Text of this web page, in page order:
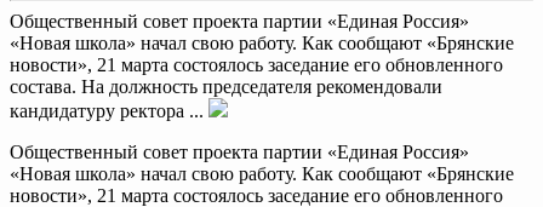
Общественный совет проекта партии «Единая Россия»
«Новая школа» начал свою работу. Как сообщают «Брянские
новости», 21 марта состоялось заседание его обновленного
состава. На должность председателя рекомендовали
кандидатуру ректора ...
Общественный совет проекта партии «Единая Россия»
«Новая школа» начал свою работу. Как сообщают «Брянские
новости», 21 марта состоялось заседание его обновленного